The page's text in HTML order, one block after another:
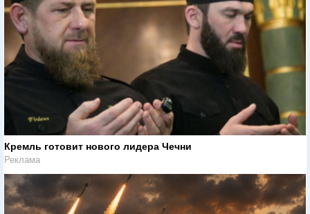
Кремль готовит нового лидера Чечни
Реклама